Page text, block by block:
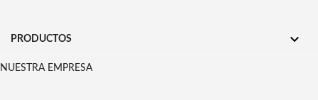
PRODUCTOS 
NUESTRA EMPRESA